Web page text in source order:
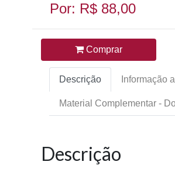
Por: R$ 88,00
Comprar
Descrição Informação
Material Complementar -
Descrição